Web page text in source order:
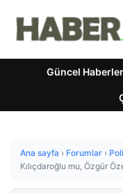
Güncel Haberler
Ana sayfa › Forumlar ›
Kılıçdaroğlu mu, Özgür